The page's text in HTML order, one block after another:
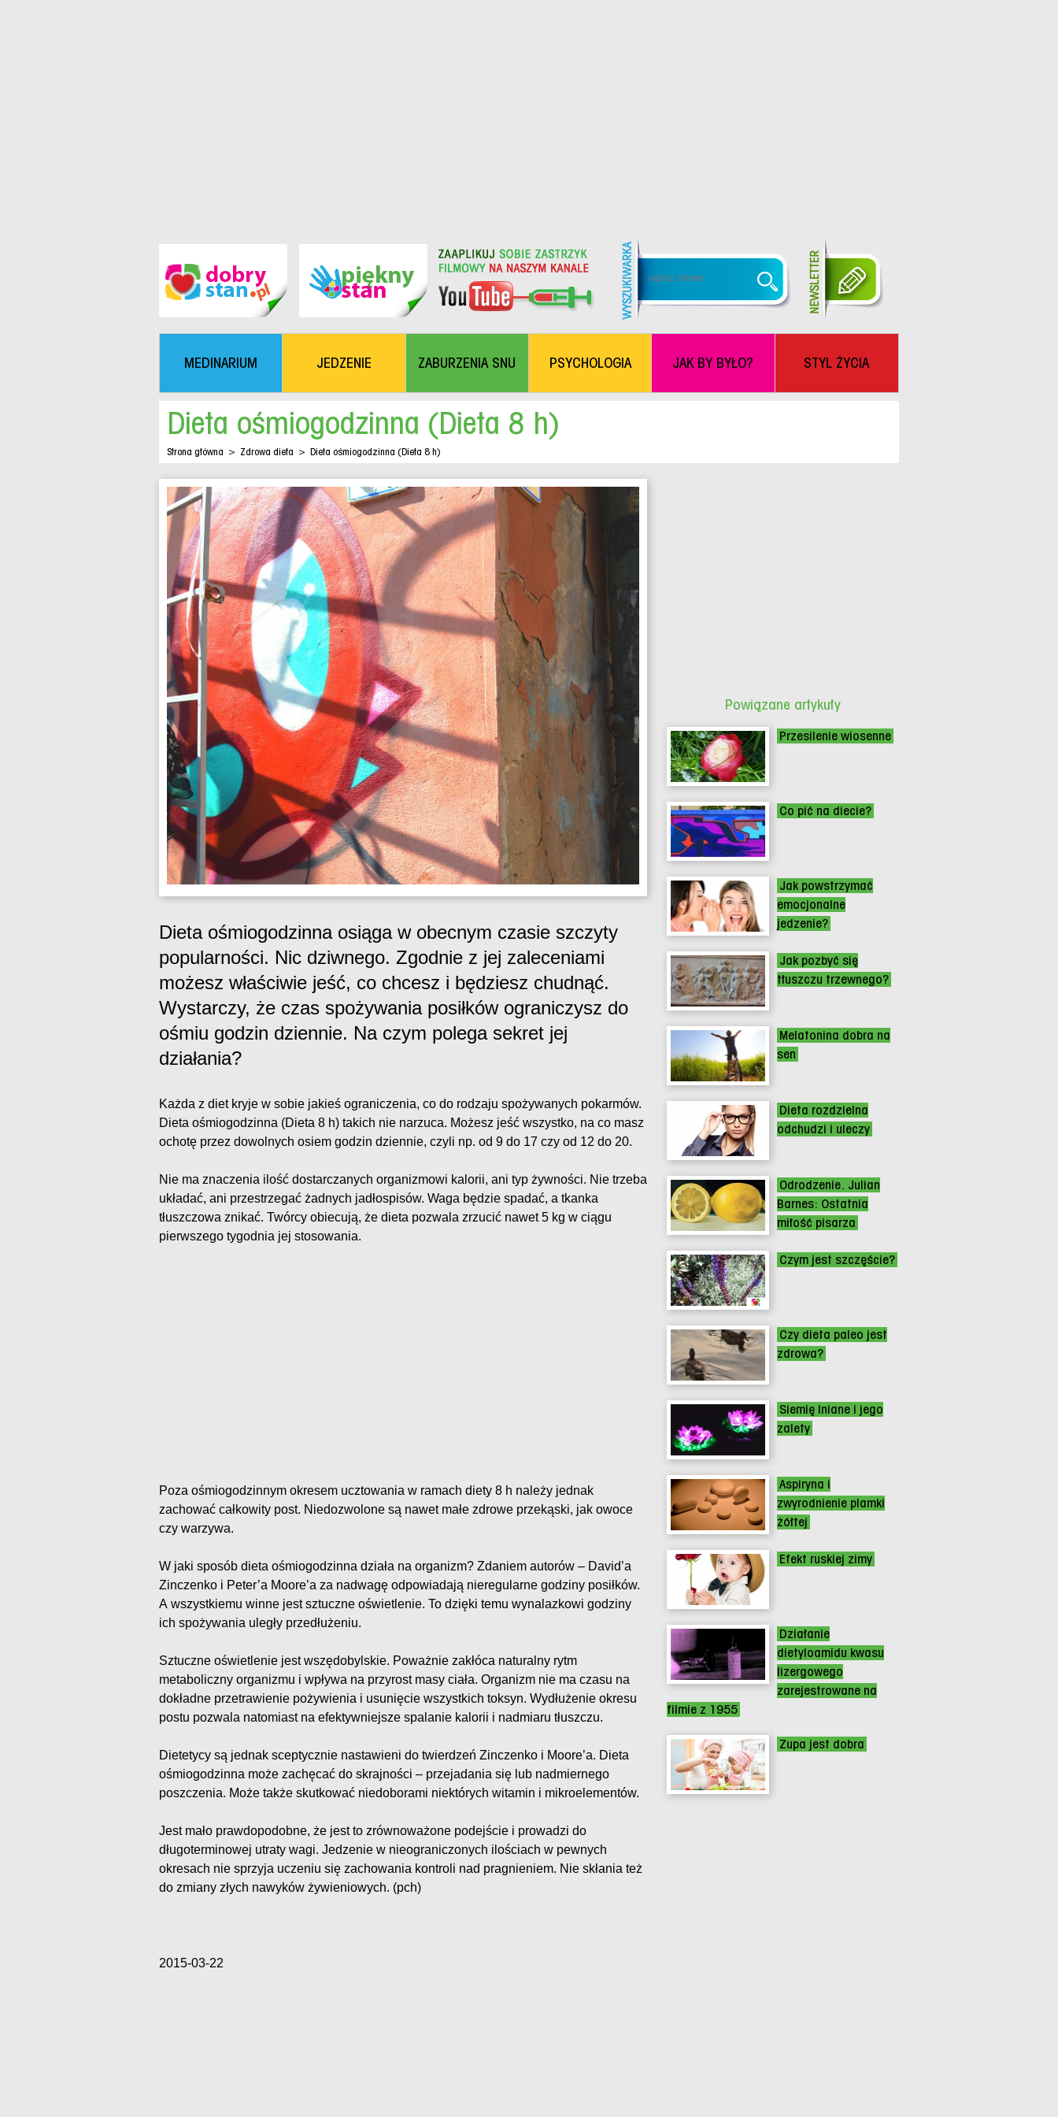
MEDINARIUM JEDZENIE ZABURZENIA SNU PSYCHOLOGIA JAK BY BYŁO? STYL ŻYCIA
Dieta ośmiogodzinna (Dieta 8 h)
Strona główna > Zdrowa dieta > Dieta ośmiogodzinna (Dieta 8 h)
Dieta ośmiogodzinna osiąga w obecnym czasie szczyty
popularności. Nic dziwnego. Zgodnie z jej zaleceniami
możesz właściwie jeść, co chcesz i będziesz chudnąć.
Wystarczy, że czas spożywania posiłków ograniczysz do
ośmiu godzin dziennie. Na czym polega sekret jej
działania?
Każda z diet kryje w sobie jakieś ograniczenia, co do rodzaju spożywanych pokarmów.
Dieta ośmiogodzinna (Dieta 8 h) takich nie narzuca. Możesz jeść wszystko, na co masz
ochotę przez dowolnych osiem godzin dziennie, czyli np. od 9 do 17 czy od 12 do 20.
Nie ma znaczenia ilość dostarczanych organizmowi kalorii, ani typ żywności. Nie trzeba
układać, ani przestrzegać żadnych jadłospisów. Waga będzie spadać, a tkanka
tłuszczowa znikać. Twórcy obiecują, że dieta pozwala zrzucić nawet 5 kg w ciągu
pierwszego tygodnia jej stosowania.
Poza ośmiogodzinnym okresem ucztowania w ramach diety 8 h należy jednak
zachować całkowity post. Niedozwolone są nawet małe zdrowe przekąski, jak owoce
czy warzywa.
W jaki sposób dieta ośmiogodzinna działa na organizm? Zdaniem autorów – David’a
Zinczenko i Peter’a Moore’a za nadwagę odpowiadają nieregularne godziny posiłków.
A wszystkiemu winne jest sztuczne oświetlenie. To dzięki temu wynalazkowi godziny
ich spożywania uległy przedłużeniu.
Sztuczne oświetlenie jest wszędobylskie. Poważnie zakłóca naturalny rytm
metaboliczny organizmu i wpływa na przyrost masy ciała. Organizm nie ma czasu na
dokładne przetrawienie pożywienia i usunięcie wszystkich toksyn. Wydłużenie okresu
postu pozwala natomiast na efektywniejsze spalanie kalorii i nadmiaru tłuszczu.
Dietetycy są jednak sceptycznie nastawieni do twierdzeń Zinczenko i Moore’a. Dieta
ośmiogodzinna może zachęcać do skrajności – przejadania się lub nadmiernego
poszczenia. Może także skutkować niedoborami niektórych witamin i mikroelementów.
Jest mało prawdopodobne, że jest to zrównoważone podejście i prowadzi do
długoterminowej utraty wagi. Jedzenie w nieograniczonych ilościach w pewnych
okresach nie sprzyja uczeniu się zachowania kontroli nad pragnieniem. Nie skłania też
do zmiany złych nawyków żywieniowych. (pch)
2015-03-22
Powiązane artykuły
Przesilenie wiosenne
Co pić na diecie?
Jak powstrzymać
emocjonalne
jedzenie?
Jak pozbyć się
tłuszczu trzewnego?
Melatonina dobra na
sen
Dieta rozdzielna
odchudzi i uleczy
Odrodzenie. Julian
Barnes: Ostatnia
miłość pisarza
Czym jest szczęście?
Czy dieta paleo jest
zdrowa?
Siemię lniane i jego
zalety
Aspiryna i
zwyrodnienie plamki
żółtej
Efekt ruskiej zimy
Działanie
dietyloamidu kwasu
lizergowego
zarejestrowane na
filmie z 1955
Zupa jest dobra